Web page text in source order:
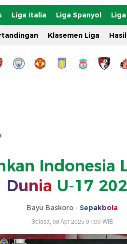
Liga Italia Liga Spanyol
Klasemen Liga
Indonesia
Dunia U-17
Bayu Baskoro - Sepakbola
Selasa, 08 Apr 2025 01:00 WIB